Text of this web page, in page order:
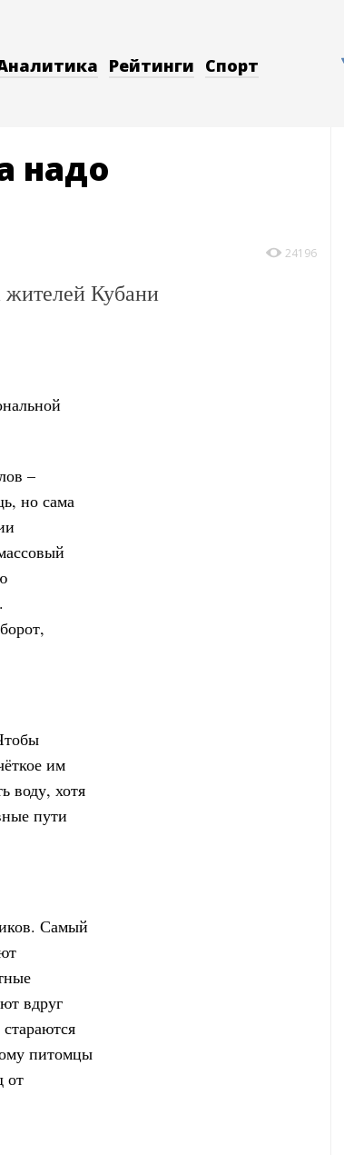
Рейтинги Спорт
надо
24196
жителей Кубани
–
но сама
им
воду, хотя
пути
Самый
вдруг
питомцы
от